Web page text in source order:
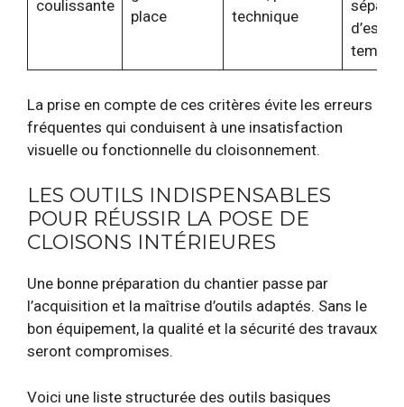
coulissante
place
technique
La prise en compte de ces critères évite les erreurs
fréquentes qui conduisent à une insatisfaction
visuelle ou fonctionnelle du cloisonnement.
LES OUTILS INDISPENSABLES
POUR RÉUSSIR LA POSE DE
CLOISONS INTÉRIEURES
Une bonne préparation du chantier passe par
l’acquisition et la maîtrise d’outils adaptés. Sans le
bon équipement, la qualité et la sécurité des travaux
seront compromises.
Voici une liste structurée des outils basiques